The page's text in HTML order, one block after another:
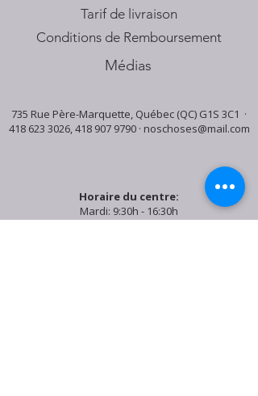
Tarif de livraison
Conditions de Remboursement
Médias
735 Rue Père-Marquette, Québec (QC) G1S 3C1 ·
418 623 3026,418 907 9790· noschoses@mail.com
Horaire du centre:
Mardi: 9:30h - 16:30h